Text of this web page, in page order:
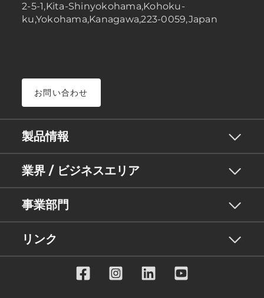
2-5-1,Kita-Shinyokohama,Kohoku-
ku,Yokohama,Kanagawa,223-0059,Japan
お問い合わせ
製品情報
業界 / ビジネスエリア
事業部門
リンク